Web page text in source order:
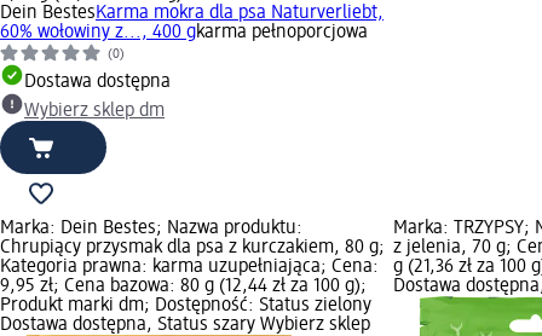
Dein BestesKarma mokra dla psa Naturverliebt,
60% wołowiny z..., 400 gkarma pełnoporcjowa
(0)
Dostawa dostępna
Wybierz sklep dm
Marka: Dein Bestes; Nazwa produktu:
Chrupiący przysmak dla psa z kurczakiem, 80 g;
Kategoria prawna: karma uzupełniająca; Cena:
9,95 zł; Cena bazowa: 80 g (12,44 zł za 100 g);
Produkt marki dm; Dostępność: Status zielony
Dostawa dostępna, Status szary Wybierz sklep
Marka:
z jelenia, 70 g;
g (21,36 zł za
Dostawa